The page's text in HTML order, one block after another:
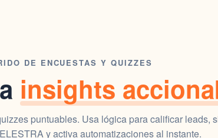
DE ENCUESTAS Y QUIZZES
insights
puntuables. Usa lógica para calificar leads,
y activa automatizaciones al instante.